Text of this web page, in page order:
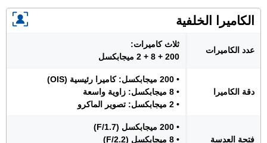
الكاميرا الخلفية
عدد الكاميرات
ثلاث كاميرات:
200 + 8 + 2 ميجابكسل
دقة الكاميرا
• 200 ميجابكسل: كاميرا رئيسية (OIS)
• 8 ميجابكسل: زاوية واسعة
• 2 ميجابكسل: تصوير الماكرو
فتحة العدسة
• 200 ميجابكسل (F/1.7)
• 8 ميجابكسل (F/2.2)